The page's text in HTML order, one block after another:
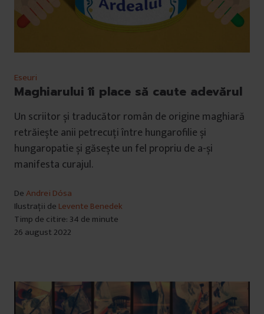
Eseuri
Maghiarului îi place să caute adevărul
Un scriitor și traducător român de origine maghiară
retrăiește anii petrecuți între hungarofilie și
hungaropatie și găsește un fel propriu de a-și
manifesta curajul.
DeAndrei Dósa
Ilustrații de Levente Benedek
Timp de citire: 34 de minute
26 august 2022